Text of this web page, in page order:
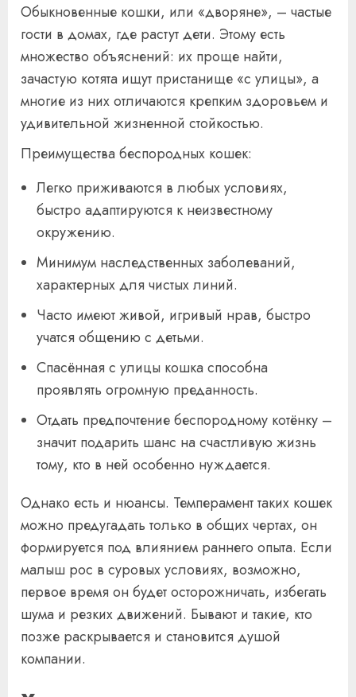
Обыкновенные кошки, или «дворяне», – частые
гости в домах, где растут дети. Этому есть
множество объяснений: их проще найти,
зачастую котята ищут пристанище «с улицы», а
многие из них отличаются крепким здоровьем и
удивительной жизненной стойкостью.
Преимущества беспородных кошек:
Легко приживаются в любых условиях,
быстро адаптируются к неизвестному
окружению.
Минимум наследственных заболеваний,
характерных для чистых линий.
Часто имеют живой, игривый нрав, быстро
учатся общению с детьми.
Спасённая с улицы кошка способна
проявлять огромную преданность.
Отдать предпочтение беспородному котёнку –
значит подарить шанс на счастливую жизнь
тому, кто в ней особенно нуждается.
Однако есть и нюансы. Темперамент таких кошек
можно предугадать только в общих чертах, он
формируется под влиянием раннего опыта. Если
малыш рос в суровых условиях, возможно,
первое время он будет осторожничать, избегать
шума и резких движений. Бывают и такие, кто
позже раскрывается и становится душой
компании.